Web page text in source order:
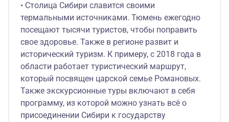
• Столица Сибири славится своими
термальными источниками. Тюмень ежегодно
посещают тысячи туристов, чтобы поправить
свое здоровье. Также в регионе развит и
исторический туризм. К примеру, с 2018 года в
области работает туристический маршрут,
который посвящен царской семье Романовых.
Также экскурсионные туры включают в себя
программу, из которой можно узнать всё о
присоединении Сибири к государству